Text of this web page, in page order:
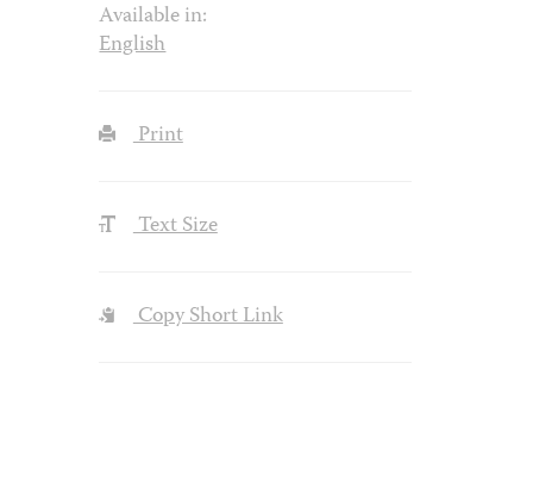
Available in:
English
Print
Text Size
Copy Short Link